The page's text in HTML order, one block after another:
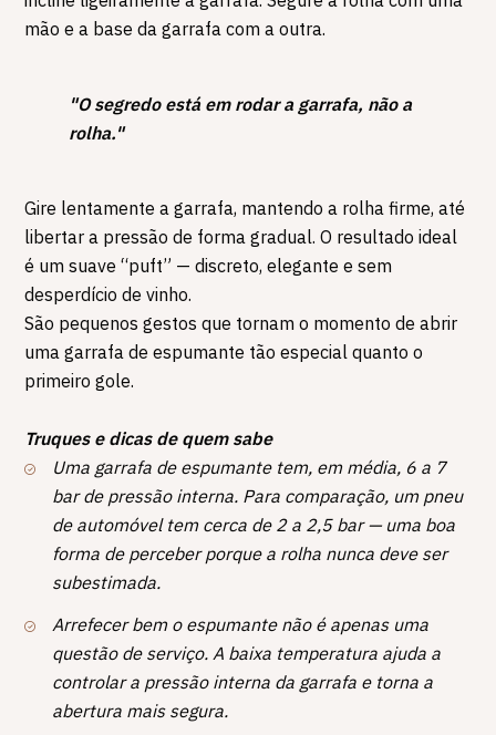
mão e a base da garrafa com a outra.
"O segredo está em rodar a garrafa, não a
rolha."
Gire lentamente a garrafa, mantendo a rolha firme, até
libertar a pressão de forma gradual. O resultado ideal
é um suave “puft” — discreto, elegante e sem
desperdício de vinho.
São pequenos gestos que tornam o momento de abrir
uma garrafa de espumante tão especial quanto o
primeiro gole.
Truques e dicas de quem sabe
Uma garrafa de espumante tem, em média, 6 a 7
bar de pressão interna. Para comparação, um pneu
de automóvel tem cerca de 2 a 2,5 bar — uma boa
forma de perceber porque a rolha nunca deve ser
subestimada.
Arrefecer bem o espumante não é apenas uma
questão de serviço. A baixa temperatura ajuda a
controlar a pressão interna da garrafa e torna a
abertura mais segura.